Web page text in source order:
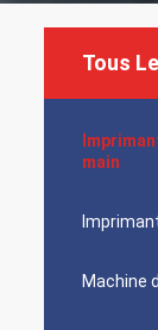
Tous
main
Machine